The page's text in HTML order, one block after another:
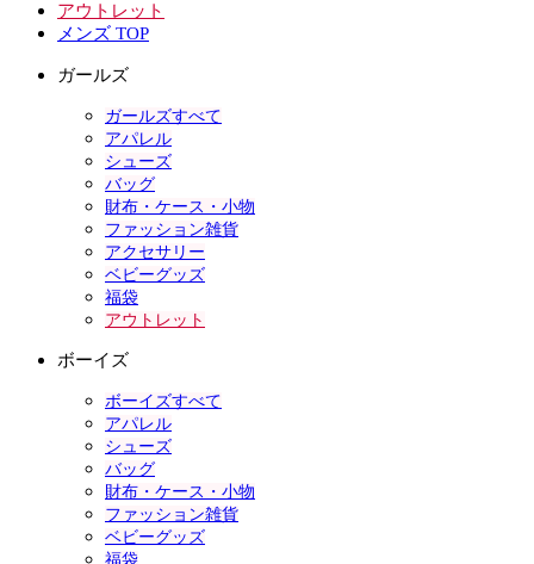
アウトレット
メンズ TOP
ガールズ
ガールズすべて
アパレル
シューズ
バッグ
財布・ケース・小物
ファッション雑貨
アクセサリー
ベビーグッズ
福袋
アウトレット
ボーイズ
ボーイズすべて
アパレル
シューズ
バッグ
財布・ケース・小物
ファッション雑貨
ベビーグッズ
福袋